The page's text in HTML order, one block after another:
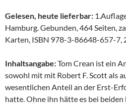
Gelesen, heute lieferbar:
Hamburg. Gebunden, 464 Seiten,
Karten, ISBN 978-3-86648-657-7,
Inhaltsangabe:Tom Crean ist ein
sowohl mit mit Robert F. Scott als
wesentlichen Anteil an der Erst-
hatte. Ohne ihn hätte es bei